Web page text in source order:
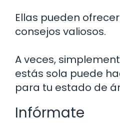
Ellas pueden
consejos valiosos.
A veces,
estás sola puede
para tu estado de
Infórmate